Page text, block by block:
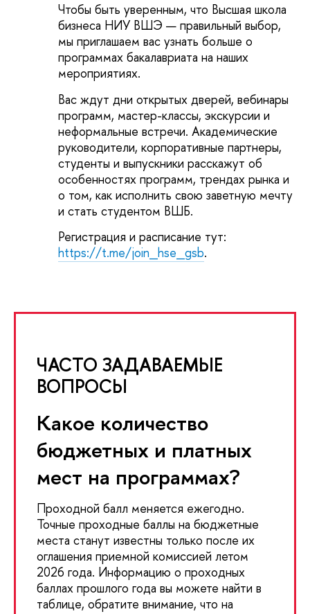
Чтобы быть уверенным, что Высшая школа
бизнеса НИУ ВШЭ — правильный выбор,
мы приглашаем вас узнать больше о
программах бакалавриата на наших
мероприятиях.
Вас ждут дни открытых дверей, вебинары
программ, мастер-классы, экскурсии и
неформальные встречи. Академические
руководители, корпоративные партнеры,
студенты и выпускники расскажут об
особенностях программ, трендах рынка и
о том, как исполнить свою заветную мечту
и стать студентом ВШБ.
Регистрация и расписание тут:
https://t.me/join_hse_gsb.
ЧАСТО ЗАДАВАЕМЫЕ
ВОПРОСЫ
Какое количество
бюджетных и платных
мест на программах?
Проходной балл меняется ежегодно.
Точные проходные баллы на бюджетные
места станут известны только после их
оглашения приемной комиссией летом
2026 года. Информацию о проходных
баллах прошлого года вы можете найти в
таблице, обратите внимание, что на